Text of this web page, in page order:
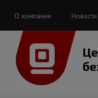
О компании Новости